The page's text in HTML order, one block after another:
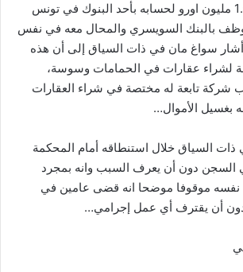
والثانية تحويل مبلغ 1.5 مليون اورو لحسابه بأحد البنوك في تونس
بالبنك السويسري والمحال معه في نفس
سواغ مان في ذات السياق إلى أن هذه
لشراء عقارات في الحمامات وسوسة،
شركة تابعة له مختصة في شراء العقارات
بغسيل الأموال…
ذات السياق خلال استنطاقه أمام المحكمة
السجن دون أن يعرف السبب وانه بمجرد
نفسه موقوفا موضحا انه قضى عامين في
أن يقترف أي عمل إجرامي…